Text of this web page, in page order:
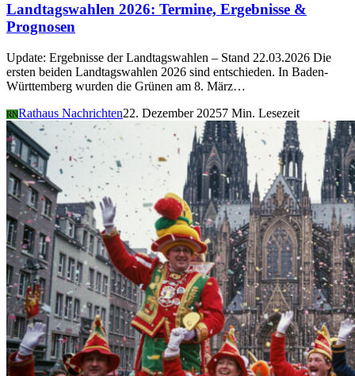
Landtagswahlen 2026: Termine, Ergebnisse &
Prognosen
Update: Ergebnisse der Landtagswahlen – Stand 22.03.2026 Die
ersten beiden Landtagswahlen 2026 sind entschieden. In Baden-
Württemberg wurden die Grünen am 8. März…
RNRathaus Nachrichten22. Dezember 20257 Min. Lesezeit